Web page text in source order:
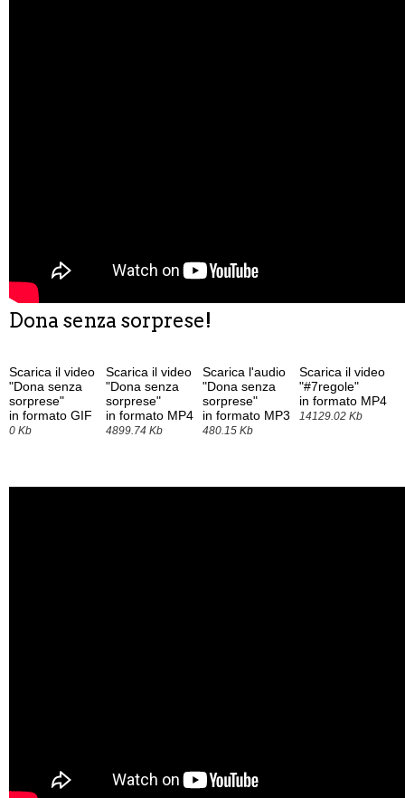
Dona senza sorprese!
Scarica il video
"Dona senza
sorprese"
in formato GIF
0 Kb
Scarica il video
"Dona senza
sorprese"
in formato MP4
4899.74 Kb
Scarica l'audio
"Dona senza
sorprese"
in formato MP3
480.15 Kb
Scarica il video
"#7regole"
in formato MP4
14129.02 Kb